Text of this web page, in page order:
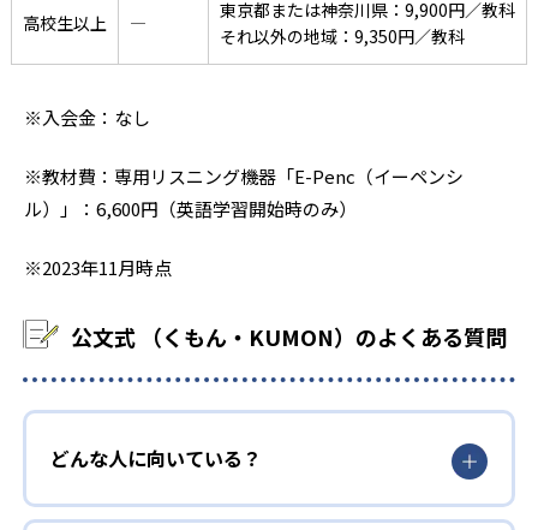
高校生以上 ―
東京都または神奈川県：9,900円／教科
それ以外の地域：9,350円／教科
※入会金：なし
※教材費：専用リスニング機器「E-Penc（イーペンシ
ル）」：6,600円（英語学習開始時のみ）
※2023年11月時点
公文式 （くもん・KUMON）のよくある質問
どんな人に向いている？